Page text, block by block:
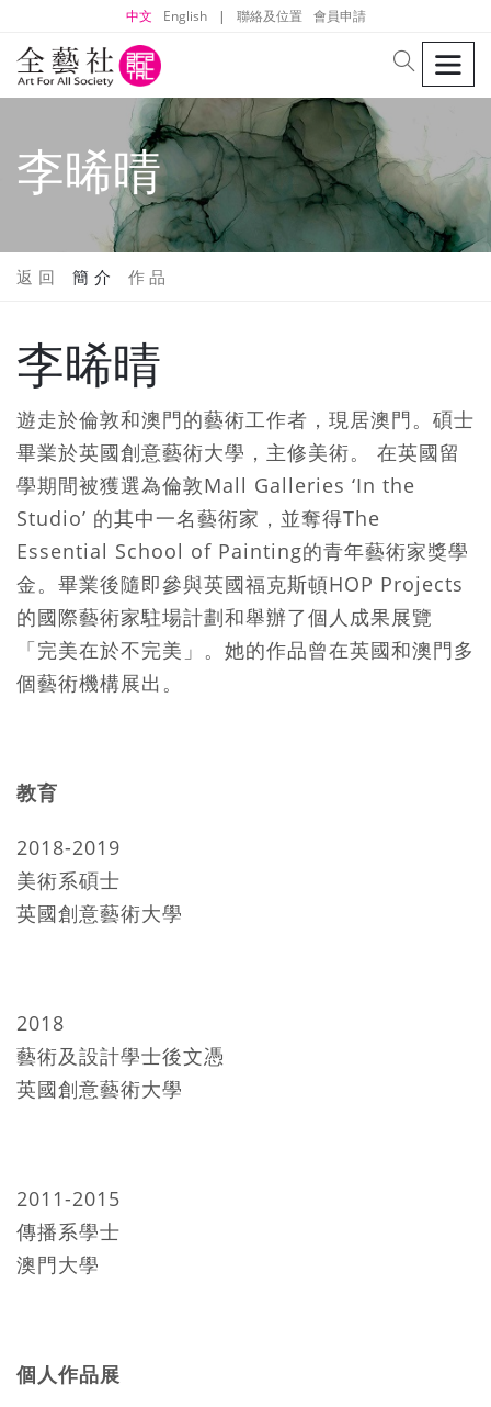
中文 English | 聯絡及位置 會員申請
search
李晞晴
返 回 簡 介 作 品
李晞晴
遊走於倫敦和澳門的藝術工作者，現居澳門。碩士
畢業於英國創意藝術大學，主修美術。 在英國留
學期間被獲選為倫敦Mall Galleries ‘In the
Studio’ 的其中一名藝術家，並奪得The
Essential School of Painting的青年藝術家獎學
金。畢業後隨即參與英國福克斯頓HOP Projects
的國際藝術家駐場計劃和舉辦了個人成果展覽
「完美在於不完美」。她的作品曾在英國和澳門多
個藝術機構展出。
教育
2018-2019
美術系碩士
英國創意藝術大學
2018
藝術及設計學士後文憑
英國創意藝術大學
2011-2015
傳播系學士
澳門大學
個人作品展